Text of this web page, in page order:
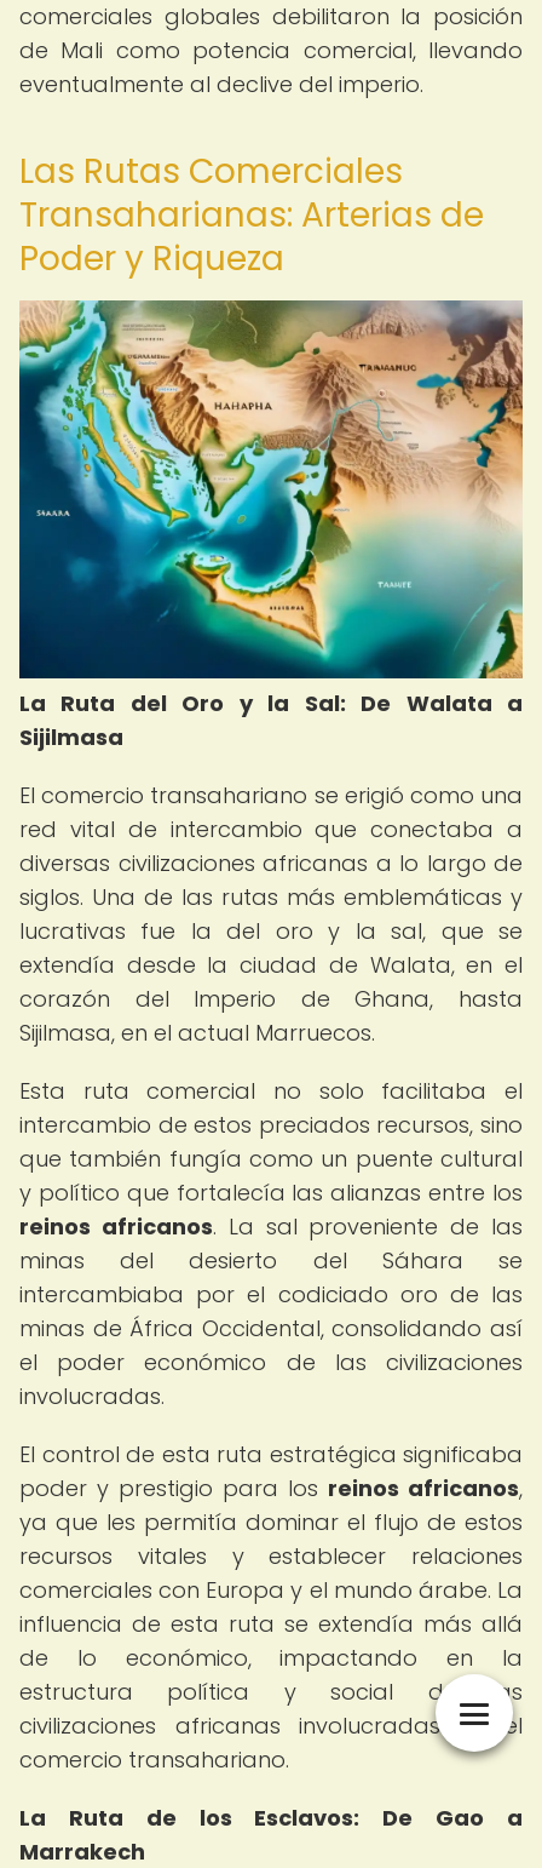
comerciales globales debilitaron la posición
de Mali como potencia comercial, llevando
eventualmente al declive del imperio.
Las Rutas Comerciales
Transaharianas: Arterias de
Poder y Riqueza
La Ruta del Oro y la Sal: De Walata a
Sijilmasa
El comercio transahariano se erigió como una
red vital de intercambio que conectaba a
diversas civilizaciones africanas a lo largo de
siglos. Una de las rutas más emblemáticas y
lucrativas fue la del oro y la sal, que se
extendía desde la ciudad de Walata, en el
corazón del Imperio de Ghana, hasta
Sijilmasa, en el actual Marruecos.
Esta ruta comercial no solo facilitaba el
intercambio de estos preciados recursos, sino
que también fungía como un puente cultural
y político que fortalecía las alianzas entre los
reinos africanos. La sal proveniente de las
minas del desierto del Sáhara se
intercambiaba por el codiciado oro de las
minas de África Occidental, consolidando así
el poder económico de las civilizaciones
involucradas.
El control de esta ruta estratégica significaba
poder y prestigio para los reinos africanos,
ya que les permitía dominar el flujo de estos
recursos vitales y establecer relaciones
comerciales con Europa y el mundo árabe. La
influencia de esta ruta se extendía más allá
de lo económico, impactando en la
estructura política y social de las
civilizaciones africanas involucradas en el
comercio transahariano.
La Ruta de los Esclavos: De Gao a
Marrakech